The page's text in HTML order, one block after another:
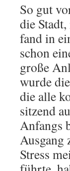
So gut
die
fand in
schon
große
wurde
die alle
sitzend
Anfangs
Ausgang
Stress